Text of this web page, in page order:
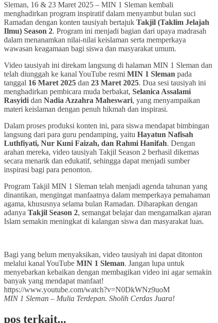
Sleman, 16 & 23 Maret 2025 – MIN 1 Sleman kembali
menghadirkan program inspiratif dalam menyambut bulan suci
Ramadan dengan konten tausiyah bertajuk Takjil (Taklim Jelajah
Ilmu) Season 2. Program ini menjadi bagian dari upaya madrasah
dalam menanamkan nilai-nilai keislaman serta memperkaya
wawasan keagamaan bagi siswa dan masyarakat umum.
Video tausiyah ini direkam langsung di halaman MIN 1 Sleman dan
telah diunggah ke kanal YouTube resmi MIN 1 Sleman pada
tanggal 16 Maret 2025 dan 23 Maret 2025. Dua sesi tausiyah ini
menghadirkan pembicara muda berbakat, Selanica Assalami
Rasyidi dan Nadia Azzahra Maheswari, yang menyampaikan
materi keislaman dengan penuh hikmah dan inspirasi.
Dalam proses produksi konten ini, para siswa mendapat bimbingan
langsung dari para guru pendamping, yaitu Hayatun Nafisah
Luthfiyati, Nur Kuni Faizah, dan Rahmi Hanifah. Dengan
arahan mereka, video tausiyah Takjil Season 2 berhasil dikemas
secara menarik dan edukatif, sehingga dapat menjadi sumber
inspirasi bagi para penonton.
Program Takjil MIN 1 Sleman telah menjadi agenda tahunan yang
dinantikan, mengingat manfaatnya dalam memperkaya pemahaman
agama, khususnya selama bulan Ramadan. Diharapkan dengan
adanya Takjil Season 2, semangat belajar dan mengamalkan ajaran
Islam semakin meningkat di kalangan siswa dan masyarakat luas.
Bagi yang belum menyaksikan, video tausiyah ini dapat ditonton
melalui kanal YouTube MIN 1 Sleman. Jangan lupa untuk
menyebarkan kebaikan dengan membagikan video ini agar semakin
banyak yang mendapat manfaat!
https://www.youtube.com/watch?v=N0DkWNz9uoM
MIN 1 Sleman – Mulia Terdepan. Sholih Cerdas Juara!
pos terkait...